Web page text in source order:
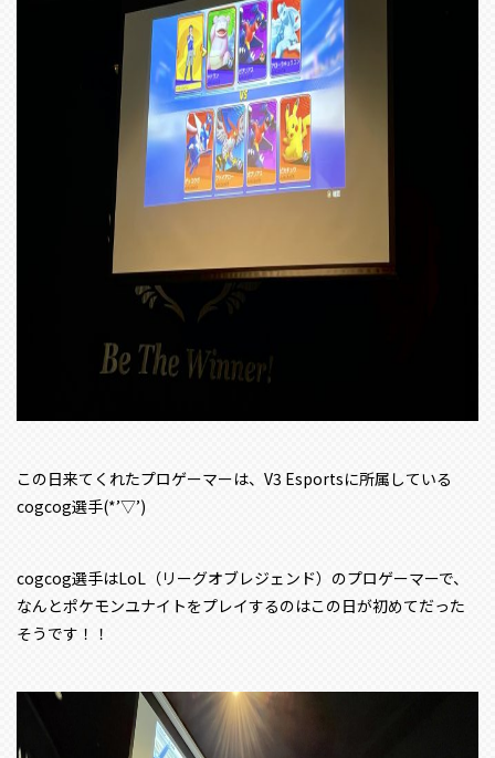
この日来てくれたプロゲーマーは、V3 Esportsに所属している
cogcog選手(*’▽’)
cogcog選手はLoL（リーグオブレジェンド）のプロゲーマーで、
なんとポケモンユナイトをプレイするのはこの日が初めてだった
そうです！！